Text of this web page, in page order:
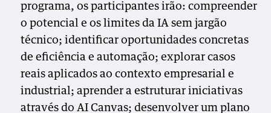
programa, os participantes irão: compreender
o potencial e os limites da IA sem jargão
técnico; identificar oportunidades concretas
de eficiência e automação; explorar casos
reais aplicados ao contexto empresarial e
industrial; aprender a estruturar iniciativas
através do AI Canvas; desenvolver um plano